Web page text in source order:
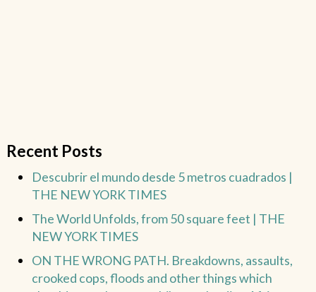
Recent Posts
Descubrir el mundo desde 5 metros cuadrados |
THE NEW YORK TIMES
The World Unfolds, from 50 square feet | THE
NEW YORK TIMES
ON THE WRONG PATH. Breakdowns, assaults,
crooked cops, floods and other things which